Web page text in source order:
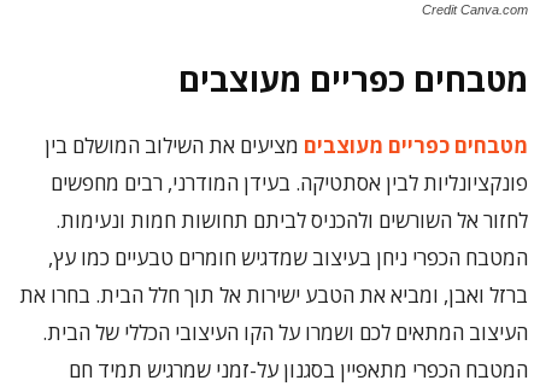
Credit Canva.com
מטבחים כפריים מעוצבים
מטבחים כפריים מעוצבים מציעים את השילוב המושלם בין
פונקציונליות לבין אסתטיקה. בעידן המודרני, רבים מחפשים
לחזור אל השורשים ולהכניס לביתם תחושות חמות ונעימות.
המטבח הכפרי ניחן בעיצוב שמדגיש חומרים טבעיים כמו עץ,
ברזל ואבן, ומביא את הטבע ישירות אל תוך חלל הבית. בחרו את
העיצוב המתאים לכם ושמרו על הקו העיצובי הכללי של הבית.
המטבח הכפרי מתאפיין בסגנון על-זמני שמרגיש תמיד חם